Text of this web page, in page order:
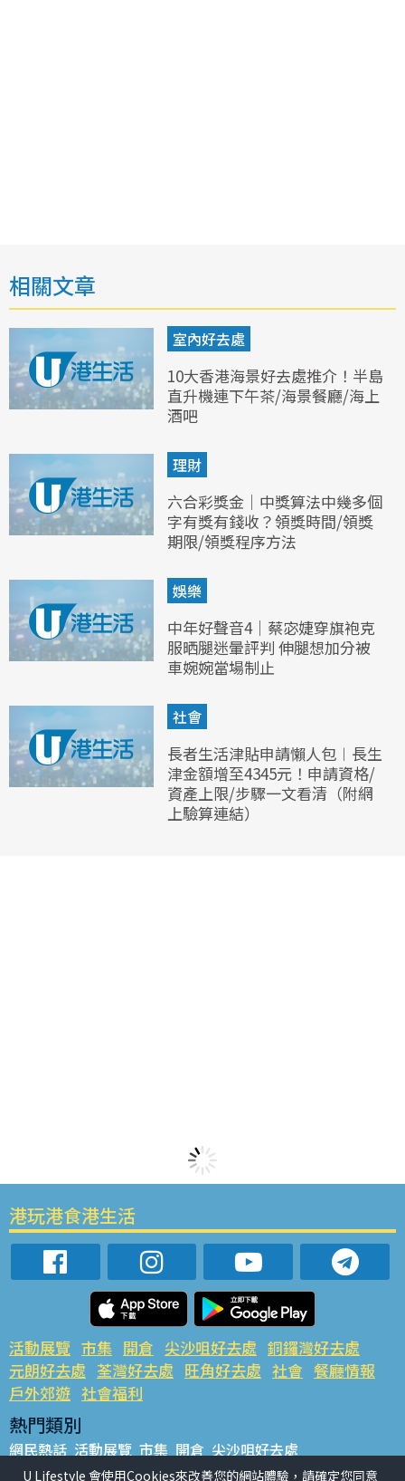
相關文章
室內好去處
10大香港海景好去處推介！半島
直升機連下午茶/海景餐廳/海上
酒吧
理財
六合彩獎金｜中獎算法中幾多個
字有獎有錢收？領獎時間/領獎
期限/領獎程序方法
娛樂
中年好聲音4｜蔡宓婕穿旗袍克
服晒腿迷暈評判 伸腿想加分被
車婉婉當場制止
社會
長者生活津貼申請懶人包︱長生
津金額增至4345元！申請資格/
資產上限/步驟一文看清（附網
上驗算連結）
港玩港食港生活
活動展覽 市集 開倉 尖沙咀好去處 銅鑼灣好去處
元朗好去處 荃灣好去處 旺角好去處 社會 餐廳情報
戶外郊遊 社會福利
熱門類別
網民熱話 活動展覽 市集 開倉 尖沙咀好去處
銅鑼灣好去處 元朗好去處 荃灣好去處 旺角好去處 社會
U Lifestyle 會使用Cookies來改善您的網站體驗，請確定您同意